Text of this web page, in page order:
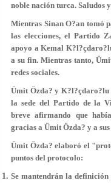
noble nación turca. Saludos
Mientras Sinan O?an tomó
las elecciones, el Partido
apoyo a Kemal
a su fin. Mientras tanto,
redes sociales.
Ümit Özda? y K?l?çdaro?lu
la sede del Partido de la
breve afirmando que
gracias a Ümit Özda? y a
Ümit Özda? elaboró el
puntos del protocolo:
Se mantendrán la